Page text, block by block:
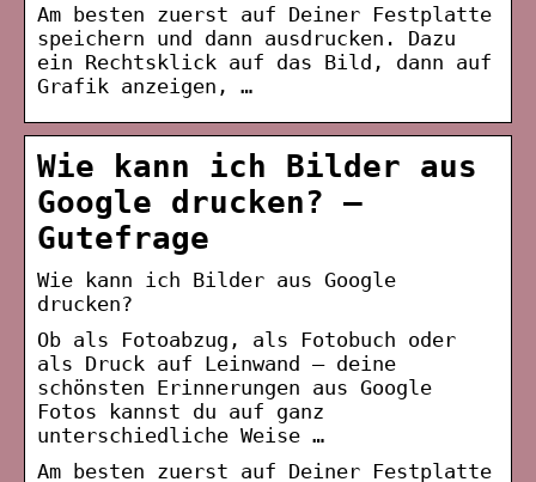
Am besten zuerst auf Deiner Festplatte
speichern und dann ausdrucken. Dazu
ein Rechtsklick auf das Bild, dann auf
Grafik anzeigen, …
Wie kann ich Bilder aus
Google drucken? –
Gutefrage
Wie kann ich Bilder aus Google
drucken?
Ob als Fotoabzug, als Fotobuch oder
als Druck auf Leinwand – deine
schönsten Erinnerungen aus Google
Fotos kannst du auf ganz
unterschiedliche Weise …
Am besten zuerst auf Deiner Festplatte